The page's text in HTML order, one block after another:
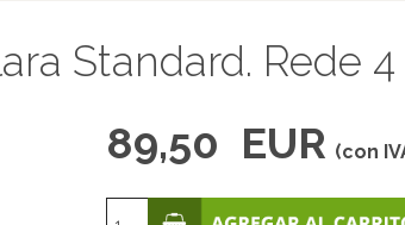
Standard. Rede 4
89,50 EUR (con